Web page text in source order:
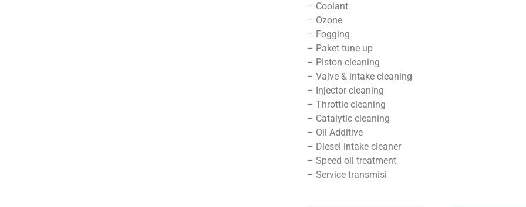
– Coolant
– Ozone
– Fogging
– Paket tune up
– Piston cleaning
– Valve & intake cleaning
– Injector cleaning
– Throttle cleaning
– Catalytic cleaning
– Oil Additive
– Diesel intake cleaner
– Speed oil treatment
– Service transmisi